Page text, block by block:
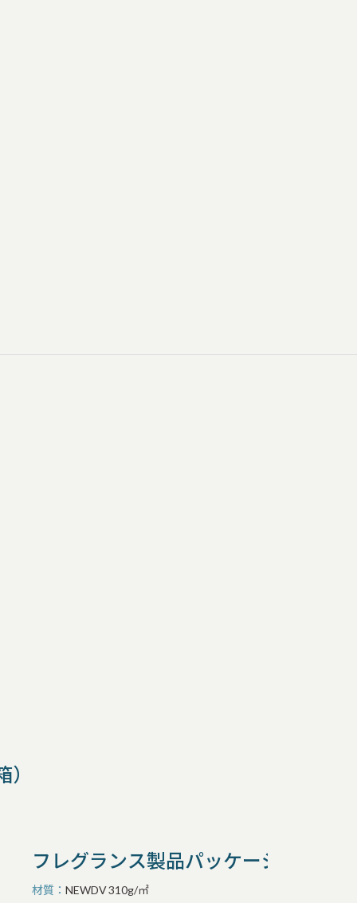
フレグランス製品パッケージ（ワン
材質
NEWDV 310g/㎡